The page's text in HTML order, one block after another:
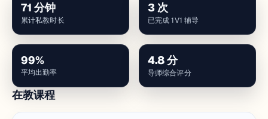
在教课程
71 分钟
累计私教时长
3 次
已完成 1V1 辅导
99%
平均出勤率
4.8分
导师综合评分